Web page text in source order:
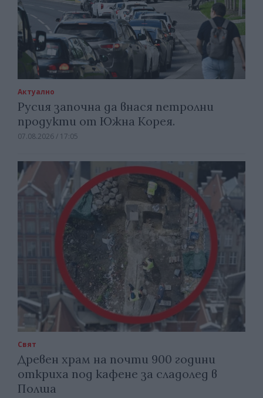
Актуално
Русия започна да внася петролни
продукти от Южна Корея.
07.08.2026 / 17:05
Свят
Древен храм на почти 900 години
откриха под кафене за сладолед в
Полша